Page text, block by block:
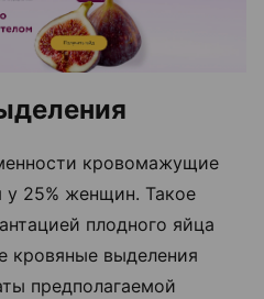
кровомажущие
у 25% женщин. Такое
плодного яйца
кровяные выделения
предполагаемой